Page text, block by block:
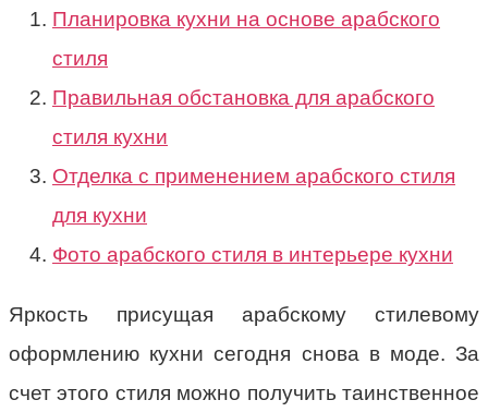
Планировка кухни на основе арабского
стиля
Правильная обстановка для арабского
стиля кухни
Отделка с применением арабского стиля
для кухни
Фото арабского стиля в интерьере кухни
Яркость присущая арабскому стилевому
оформлению кухни сегодня снова в моде. За
счет этого стиля можно получить таинственное